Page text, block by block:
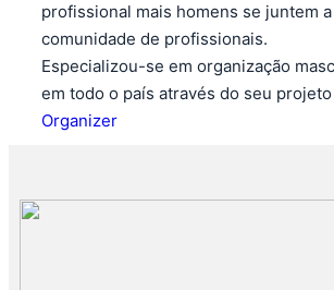
profissional mais homens se juntem
comunidade de profissionais.
Especializou-se em organização
em todo o país através do seu projeto
Organizer